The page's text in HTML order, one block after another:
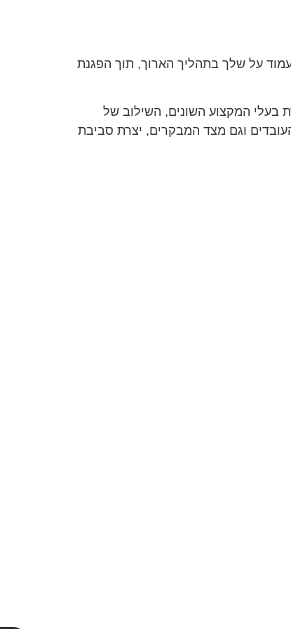
על שלך בתהליך הארוך, תוך הפגנת
בעלי המקצוע השונים, השילוב של
וגם מצד המבקרים, יצרת סביבת